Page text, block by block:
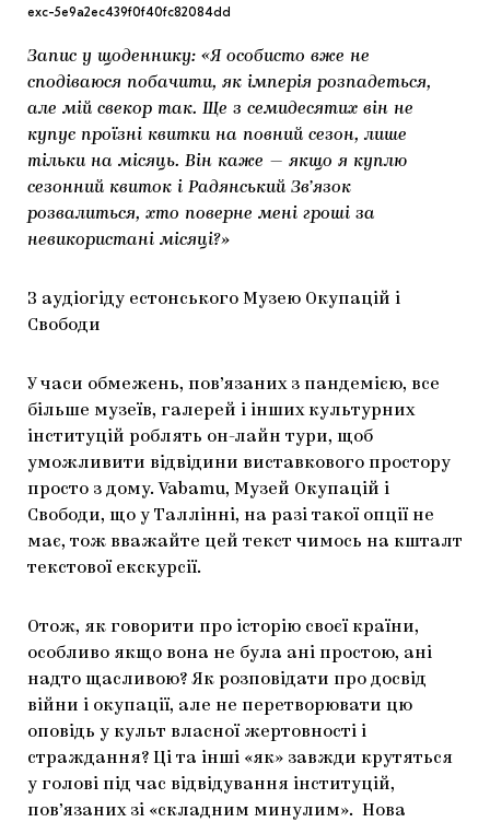
exc-5e9a2ec439f0f40fc82084dd
Запис у щоденнику: «Я особисто вже не
сподіваюся побачити, як імперія розпадеться,
але мій свекор так. Ще з семидесятих він не
купує проїзні квитки на повний сезон, лише
тільки на місяць. Він каже — якщо я куплю
сезонний квиток і Радянський Зв’язок
розвалиться, хто поверне мені гроші за
невикористані місяці?»
З аудіогіду естонського Музею Окупацій і
Свободи
У часи обмежень, пов’язаних з пандемією, все
більше музеїв, галерей і інших культурних
інституцій роблять он-лайн тури, щоб
уможливити відвідини виставкового простору
просто з дому. Vabamu, Музей Окупацій і
Свободи, що у Таллінні, на разі такої опції не
має, тож вважайте цей текст чимось на кшталт
текстової екскурсії.
Отож, як говорити про історію своєї країни,
особливо якщо вона не була ані простою, ані
надто щасливою? Як розповідати про досвід
війни і окупації, але не перетворювати цю
оповідь у культ власної жертовності і
страждання? Ці та інші «як» завжди крутяться
у голові під час відвідування інституцій,
пов’язаних зі «складним минулим». Нова